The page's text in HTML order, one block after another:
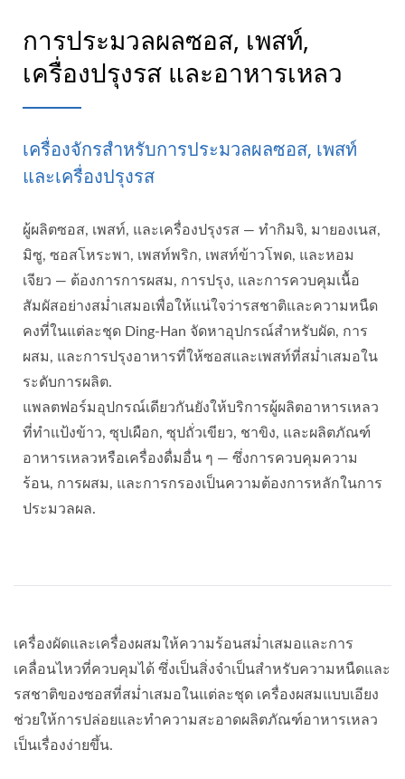
การประมวลผลซอส, เพสท์,
เครื่องปรุงรส และอาหารเหลว
เครื่องจักรสำหรับการประมวลผลซอส, เพสท์
และเครื่องปรุงรส
ผู้ผลิตซอส, เพสท์, และเครื่องปรุงรส — ทำกิมจิ, มายองเนส,
มิซู, ซอสโหระพา, เพสท์พริก, เพสท์ข้าวโพด, และหอม
เจียว — ต้องการการผสม, การปรุง, และการควบคุมเนื้อ
สัมผัสอย่างสม่ำเสมอเพื่อให้แน่ใจว่ารสชาติและความหนืด
คงที่ในแต่ละชุด Ding-Han จัดหาอุปกรณ์สำหรับผัด, การ
ผสม, และการปรุงอาหารที่ให้ซอสและเพสท์ที่สม่ำเสมอใน
ระดับการผลิต.
แพลตฟอร์มอุปกรณ์เดียวกันยังให้บริการผู้ผลิตอาหารเหลว
ที่ทำแป้งข้าว, ซุปเผือก, ซุปถั่วเขียว, ชาขิง, และผลิตภัณฑ์
อาหารเหลวหรือเครื่องดื่มอื่น ๆ — ซึ่งการควบคุมความ
ร้อน, การผสม, และการกรองเป็นความต้องการหลักในการ
ประมวลผล.
เครื่องผัดและเครื่องผสมให้ความร้อนสม่ำเสมอและการ
เคลื่อนไหวที่ควบคุมได้ ซึ่งเป็นสิ่งจำเป็นสำหรับความหนืดและ
รสชาติของซอสที่สม่ำเสมอในแต่ละชุด เครื่องผสมแบบเอียง
ช่วยให้การปล่อยและทำความสะอาดผลิตภัณฑ์อาหารเหลว
เป็นเรื่องง่ายขึ้น.